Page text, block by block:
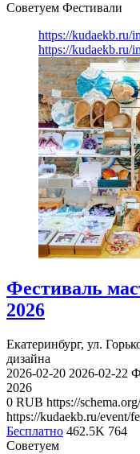
Советуем Фестивали
https://kudaekb.ru/
https://kudaekb.ru/
Фестиваль
2026
Екатеринбург, ул.
дизайна
2026-02-20 2026-02-22
2026
0 RUB https://
https://kudaekb.ru/event/
Бесплатно 462.5K 764
Советуем